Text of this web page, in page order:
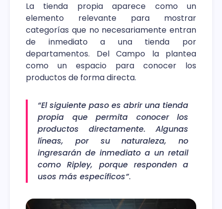
La tienda propia aparece como un
elemento relevante para mostrar
categorías que no necesariamente entran
de inmediato a una tienda por
departamentos. Del Campo la plantea
como un espacio para conocer los
productos de forma directa.
“El siguiente paso es abrir una tienda
propia que permita conocer los
productos directamente. Algunas
líneas, por su naturaleza, no
ingresarán de inmediato a un retail
como Ripley, porque responden a
usos más específicos”.